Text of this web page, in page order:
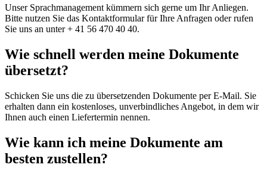
Unser Sprachmanagement kümmern sich gerne um Ihr Anliegen.
Bitte nutzen Sie das Kontaktformular für Ihre Anfragen oder rufen
Sie uns an unter + 41 56 470 40 40.
Wie schnell werden meine Dokumente
übersetzt?
Schicken Sie uns die zu übersetzenden Dokumente per E-Mail. Sie
erhalten dann ein kostenloses, unverbindliches Angebot, in dem wir
Ihnen auch einen Liefertermin nennen.
Wie kann ich meine Dokumente am
besten zustellen?